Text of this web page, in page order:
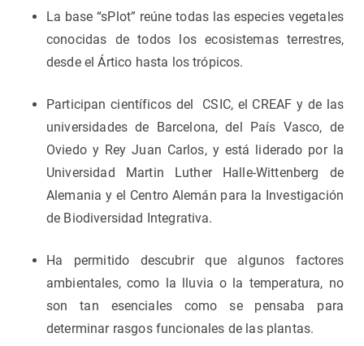
La base “sPlot” reúne todas las especies vegetales
conocidas de todos los ecosistemas terrestres,
desde el Ártico hasta los trópicos.
Participan científicos del CSIC, el CREAF y de las
universidades de Barcelona, del País Vasco, de
Oviedo y Rey Juan Carlos, y está liderado por la
Universidad Martin Luther Halle-Wittenberg de
Alemania y el Centro Alemán para la Investigación
de Biodiversidad Integrativa.
Ha permitido descubrir que algunos factores
ambientales, como la lluvia o la temperatura, no
son tan esenciales como se pensaba para
determinar rasgos funcionales de las plantas.